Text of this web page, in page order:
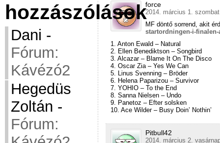
hozzászólások
Dani -
Fórum:
Kávézó2
Hegedüs
Zoltán -
Fórum:
force
2014. március 1.
MF döntő sorrend, akit
startordningen-i-
1. Anton Ewald – Natural
2. Ellen Benediktson – Songbird
3. Alcazar – Blame It On The Disco
4. Oscar Zia – Yes We Can
5. Linus Svenning – Bröder
6. Helena Paparizou – Survivor
7. YOHIO – To the End
8. Sanna Nielsen – Undo
9. Panetoz – Efter solsken
10. Ace Wilder – Busy Doin’ Nothin’
Pitbull42
2014. március 2.